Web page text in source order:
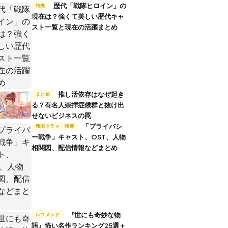
特撮
現在は？強くて美しい歴代キャ
スト一覧と現在の活躍まとめ
まとめ
推し活依存はなぜ起き
る？有名人崇拝症候群と抜け出
せないビジネスの罠
韓国ドラマ・映画
ー戦争」キャスト、OST、人物
相関図、配信情報などまとめ
レコメンド
語』怖い名作ランキング25選＋